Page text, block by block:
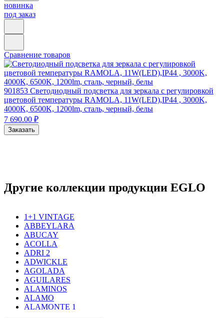
новинка
под заказ
Сравнение товаров
901853 Светодиодный подсветка для зеркала с регулировкой
цветовой температуры RAMOLA, 11W(LED),IP44 , 3000K,
4000K, 6500K, 1200lm, сталь, черный, белы
7 690.00 ₽
Заказать
Другие коллекции продукции EGLO
1+1 VINTAGE
ABBEYLARA
ABUCAY
ACOLLA
ADRI 2
ADWICKLE
AGOLADA
AGUILARES
ALAMINOS
ALAMO
ALAMONTE 1